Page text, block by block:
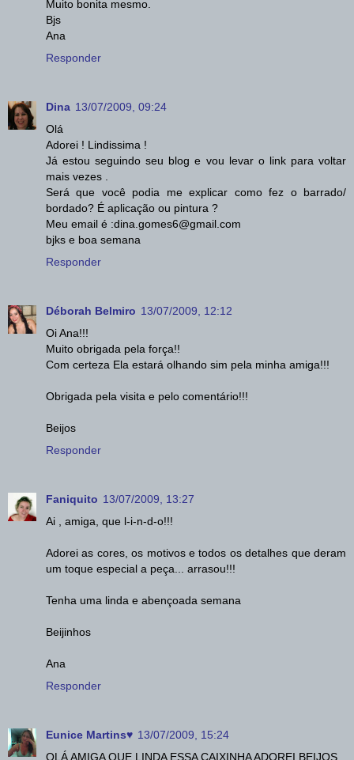
Muito bonita mesmo.
Bjs
Ana
Responder
Dina 13/07/2009, 09:24
Olá
Adorei ! Lindissima !
Já estou seguindo seu blog e vou levar o link para voltar
mais vezes .
Será que você podia me explicar como fez o barrado/
bordado? É aplicação ou pintura ?
Meu email é :dina.gomes6@gmail.com
bjks e boa semana
Responder
Déborah Belmiro 13/07/2009, 12:12
Oi Ana!!!
Muito obrigada pela força!!
Com certeza Ela estará olhando sim pela minha amiga!!!
Obrigada pela visita e pelo comentário!!!
Beijos
Responder
Faniquito 13/07/2009, 13:27
Ai , amiga, que l-i-n-d-o!!!
Adorei as cores, os motivos e todos os detalhes que deram
um toque especial a peça... arrasou!!!
Tenha uma linda e abençoada semana
Beijinhos
Ana
Responder
Eunice Martins♥ 13/07/2009, 15:24
OLÁ AMIGA QUE LINDA ESSA CAIXINHA ADOREI,BEIJOS.